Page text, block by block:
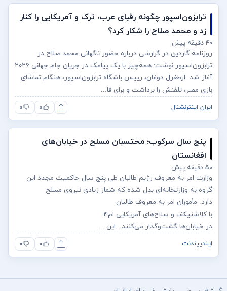
ترابزون‌اسپور چگونه رقبای عرب، ترک و آمریکایی را کنار
زد و محمد صلاح را شکار کرد؟
۴۰ دقیقه پیش
روزنامه گاردین در گزارشی درباره حضور ناگهانی محمد صلاح در
ترابزون‌اسپور نوشت: همه‌چیز با یک پیامک در جریان جام جهانی ۲۰۲۶
آغاز شد. ارطغرل دوغان، رییس باشگاه ترابزون‌اسپور، هنگام تماشای
بازی مصر، تلفنش را برداشت و برای فا...
ایران اینترنشنال ۰ ۰
پنج سال سرکوب؛ محتسبان مسلح در خیابان‌های
افغانستان
۵۰ دقیقه پیش
وزارت امر به معروف رژیم طالبان طی پنج سال حاکمیت مجدد این
گروه به وزارتخانه‌ای بدل شده که شمار زیادی نیروی مسلح
دارد. مأموران امر به معروف طالبان
با کلاشنیکف و سلاح‌های آمریکایی ام‌۴
در خیابان‌ها گشت‌وگذار می‌کنند. این...
ایندیپندنت ۰ ۰